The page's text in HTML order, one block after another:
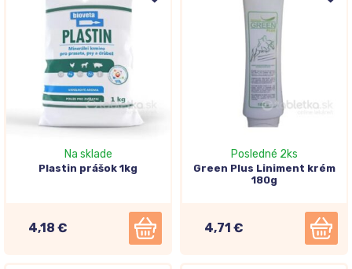
Na sklade
Plastin prášok 1kg
4,18 €
Posledné 2ks
Green Plus Liniment krém
180g
4,71 €